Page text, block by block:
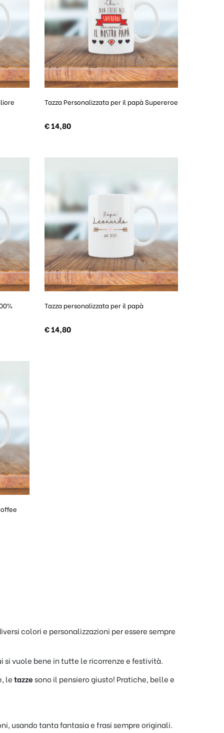
Tazza Personalizzata per il papà Supereroe
€14,80
Tazza personalizzata per il papà
€14,80
colori e personalizzazioni per essere sempre
si vuole bene in tutte le ricorrenze e festività.
letazzesono il pensiero giusto! Pratiche, belle e
usando tanta fantasia e frasi sempre originali.